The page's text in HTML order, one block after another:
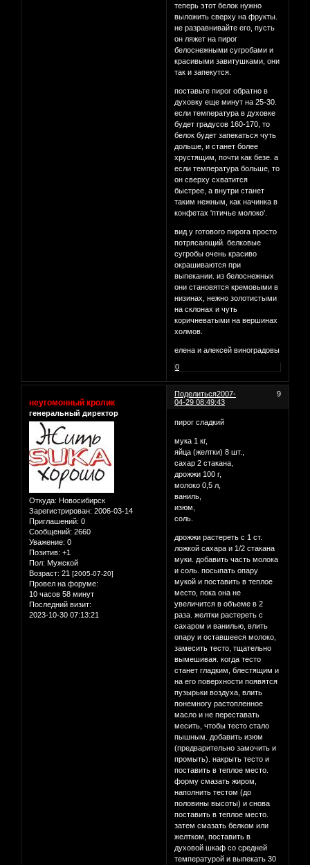
теперь этот белок нужно
выложить сверху на фрукты.
не разравнивайте его, пусть
он ляжет на пирог
белоснежными сугробами и
красивыми завитушками, они
так и запекутся.
поставьте пирог обратно в
духовку еще минут на 25-30.
если температура в духовке
будет градусов 160-170, то
белок будет запекаться чуть
дольше, и станет более
хрустящим, почти как безе. а
если температура больше, то
он сверху схватится
быстрее, а внутри станет
таким нежным, как начинка в
конфетах 'птичье молоко'.
вид у готового пирога просто
потрясающий. белковые
сугробы очень красиво
окрашиваются при
выпекании. из белоснежных
они становятся кремовыми в
низинах, нежно золотистыми
на склонах и чуть
коричневатыми на вершинах
холмов.
елена и алексей виноградовы
0
Поделиться 9
2007-
04-29 08:49:43
неугомонный кролик
генеральный директор
Откуда: Новосибирск
Зарегистрирован: 2006-03-14
Приглашений: 0
Сообщений: 2660
Уважение: 0
Позитив: +1
Пол: Мужской
Возраст: 21 [2005-07-20]
Провел на форуме:
10 часов 58 минут
Последний визит:
2023-10-30 07:13:21
пирог сладкий
мука 1 кг,
яйца (желтки) 8 шт.,
сахар 2 стакана,
дрожжи 100 г,
молоко 0,5 л,
ваниль,
изюм,
соль.
дрожжи растереть с 1 ст.
ложкой сахара и 1/2 стакана
муки. добавить часть молока
и соль. посыпать опару
мукой и поставить в теплое
место, пока она не
увеличится в объеме в 2
раза. желтки растереть с
сахаром и ванилью, влить
опару и оставшееся молоко,
замесить тесто, тщательно
вымешивая. когда тесто
станет гладким, блестящим и
на его поверхности появятся
пузырьки воздуха, влить
понемногу растопленное
масло и не переставать
месить, чтобы тесто стало
пышным. добавить изюм
(предварительно замочить и
промыть). накрыть тесто и
поставить в теплое место.
форму смазать жиром,
наполнить тестом (до
половины высоты) и снова
поставить в теплое место.
затем смазать белком или
желтком, поставить в
духовой шкаф со средней
температурой и выпекать 30